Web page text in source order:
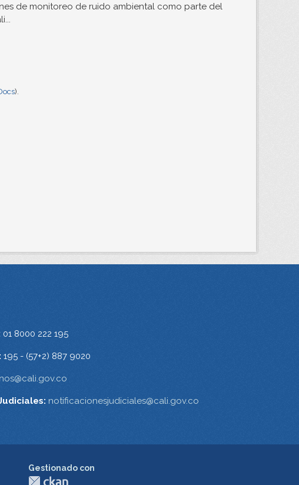
de monitoreo de ruido ambiental como parte del
).
01 8000 222 195
195 - (57+2) 887 9020
notificacionesjudiciales@cali.gov.co
Gestionado con